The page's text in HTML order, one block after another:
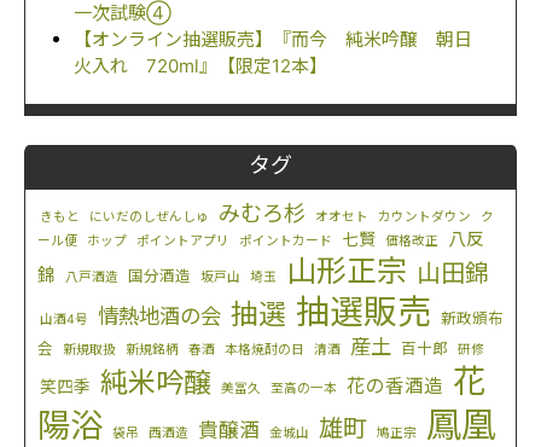
一次試験④
【オンライン抽選販売】『而今 純米吟醸 朝日
火入れ 720ml』【限定12本】
タグ
きもと にいだのしぜんしゅ みむろ杉 オオセト カウントダウン
ク
ール便
ホップ ポイントアプリ ポイントカード 七賢 価格改正
八反
錦
八戸酒造 国分酒造 坂戸山 埼玉 山形正宗 山田錦
山酒4号 情熱地酒の会 抽選 抽選販売 新政頒布
会
新規取扱 新規銘柄 春酒 本格焼酎の日 清酒 産土 百十郎 研修
笑四季 純米吟醸 美冨久 至高の一本 花の香酒造 花
陽浴
袋吊 西酒造 貴醸酒 金城山 雄町 鳩正宗
鳳凰